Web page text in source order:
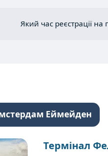
Який час реєстрації
Еймейден
Термінал